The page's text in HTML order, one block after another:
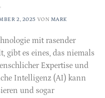
2, 2025 VON MARK
mit rasender
gibt es eines, das niemals
Expertise und
Intelligenz (AI) kann
und sogar